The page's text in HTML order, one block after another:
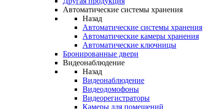
Автоматические системы хранения
Назад
Автоматические системы хранения
Автоматические камеры хранения
Автоматические ключницы
Бронированные двери
Видеонаблюдение
Назад
Видеонаблюдение
Видеодомофоны
Видеорегистраторы
Камеры для помещений